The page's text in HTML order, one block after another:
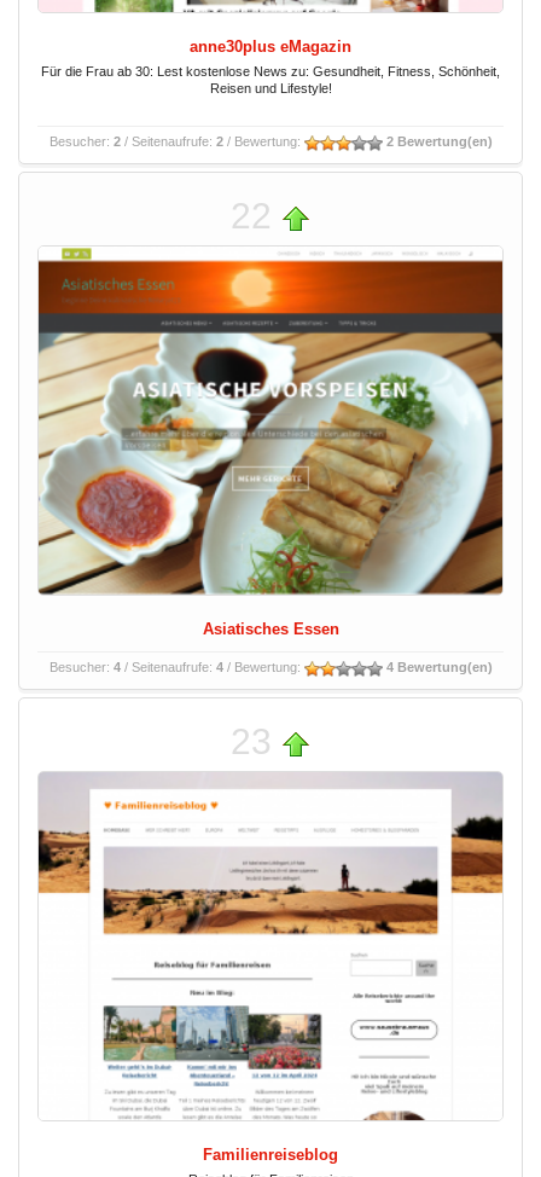
anne30plus eMagazin
Für die Frau ab 30: Lest kostenlose News zu: Gesundheit, Fitness, Schönheit,
Reisen und Lifestyle!
Besucher: 2/ Seitenaufrufe: 2/ Bewertung: 2 Bewertung(en)
22
Asiatisches Essen
Besucher: 4/ Seitenaufrufe: 4/ Bewertung: 4 Bewertung(en)
23
Familienreiseblog